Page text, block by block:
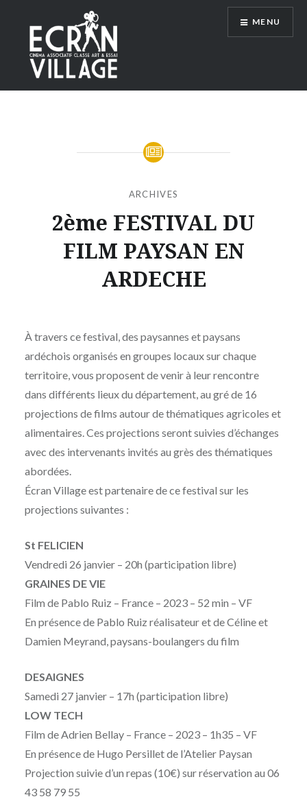
contenu
principal
ÉCRAN VILLAGE
MENU
ARCHIVES
2ème FESTIVAL DU
FILM PAYSAN EN
ARDECHE
MOÏSE
MAIGRET
JANVIER
2024
À travers ce festival, des paysannes et paysans
ardéchois organisés en groupes locaux sur chaque
territoire, vous proposent de venir à leur rencontre
dans différents lieux du département, au gré de 16
projections de films autour de thématiques agricoles et
alimentaires. Ces projections seront suivies d’échanges
avec des intervenants invités au grès des thématiques
abordées.
Écran Village est partenaire de ce festival sur les
projections suivantes :
St FELICIEN
Vendredi 26 janvier – 20h (participation libre)
GRAINES DE VIE
Film de Pablo Ruiz – France – 2023 – 52 min – VF
En présence de Pablo Ruiz réalisateur et de Céline et
Damien Meyrand, paysans-boulangers du film
DESAIGNES
Samedi 27 janvier – 17h (participation libre)
LOW TECH
Film de Adrien Bellay – France – 2023 – 1h35 – VF
En présence de Hugo Persillet de l’Atelier Paysan
Projection suivie d’un repas (10€) sur réservation au 06
43 58 79 55